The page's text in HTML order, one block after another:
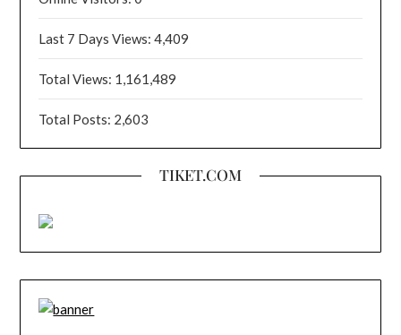
Last 7 Days Views:4,409
Total Views: 1,161,489
Total Posts: 2,603
TIKET.COM